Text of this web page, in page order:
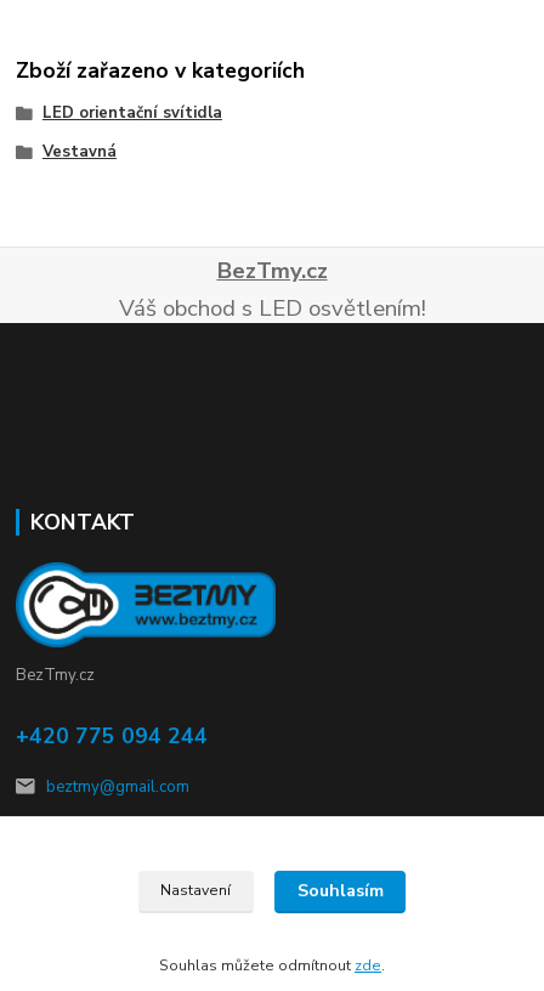
Zboží zařazeno v kategoriích
LED orientační svítidla
Vestavná
BezTmy.cz
Váš obchod s LED osvětlením!
KONTAKT
BezTmy.cz
+420 775 094 244
beztmy@gmail.com
© Copyright 2012 – 2026 kalMmach s.r.o.
Nastavení Souhlasím
Souhlas můžete odmítnout zde.